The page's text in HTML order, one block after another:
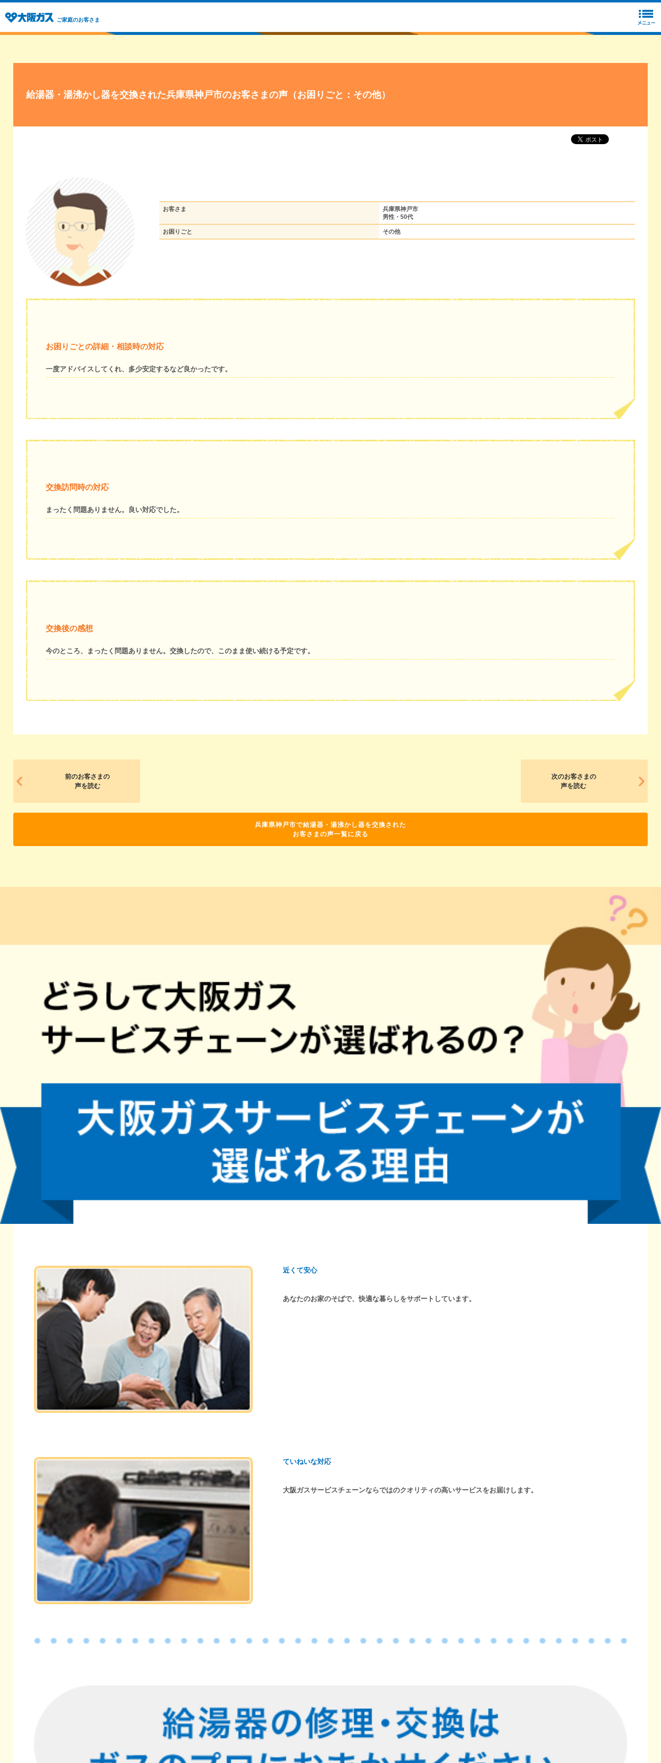
ご家庭のお客さま
給湯器・湯沸かし器を交換された兵庫県神戸市のお客さまの声（お困りごと：その他）
お客さま
兵庫県神戸市
男性・50代
お困りごと その他
お困りごとの詳細・相談時の対応
一度アドバイスしてくれ、多少安定するなど良かったです。
交換訪問時の対応
まったく問題ありません。良い対応でした。
交換後の感想
今のところ、まったく問題ありません。交換したので、このまま使い続ける予定です。
前のお客さまの
声を読む
次のお客さまの
声を読む
兵庫県神戸市で給湯器・湯沸かし器を交換された
お客さまの声一覧に戻る
近くて安心
あなたのお家のそばで、快適な暮らしをサポートしています。
ていねいな対応
大阪ガスサービスチェーンならではのクオリティの高いサービスをお届けします。